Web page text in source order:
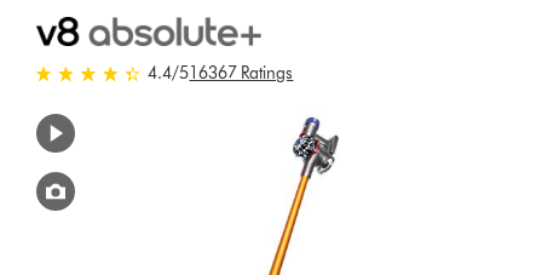
4.4 estrellas de 5 de 16367 Ratings
4.4/516367 Ratings